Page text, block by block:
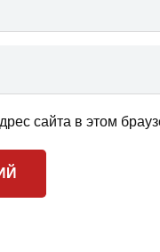
сайта в этом